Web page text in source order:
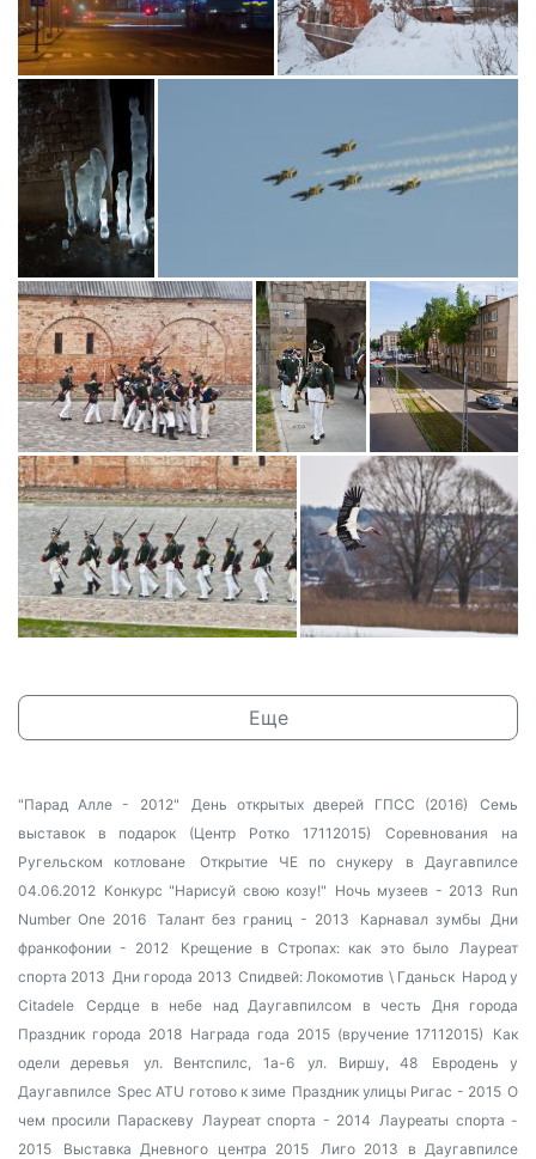
Еще
"Парад Алле - 2012" День открытых дверей ГПСС (2016)
Семь
выставок в подарок (Центр Ротко 17112015)
Соревнования на
Ругельском котловане
Открытие ЧЕ по снукеру в Даугавпилсе
04.06.2012 Конкурс "Нарисуй свою козу!" Ночь музеев - 2013 Run
Number One 2016 Талант без границ - 2013 Карнавал зумбы
Дни
франкофонии - 2012
Крещение в Стропах: как это было
Лауреат
спорта 2013 Дни города 2013 Спидвей: Локомотив \ Гданьск Народ у
Citadele
Сердце в небе над Даугавпилсом в честь Дня города
Праздник города 2018 Награда года 2015 (вручение 17112015)
Как
одели деревья
ул. Вентспилс, 1а-6 ул. Виршу, 48
Евродень у
Даугавпилсе Spec ATU готово к зиме Праздник улицы Ригас - 2015 О
чем просили Параскеву Лауреат спорта - 2014 Лауреаты спорта -
2015
Выставка Дневного центра 2015
Лиго 2013 в Даугавпилсе